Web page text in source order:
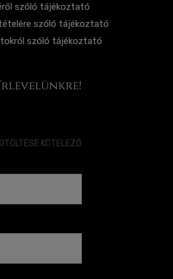
szóló tájékoztató
szóló tájékoztató
szóló tájékoztató
KÖTELEZŐ